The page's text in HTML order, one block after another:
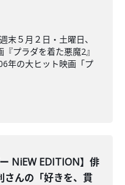
末５月２日・土曜日、
プラダを着た悪魔2』
年の大ヒット映画「プ
ー NiEW EDITION】俳
さんの「好きを、貫